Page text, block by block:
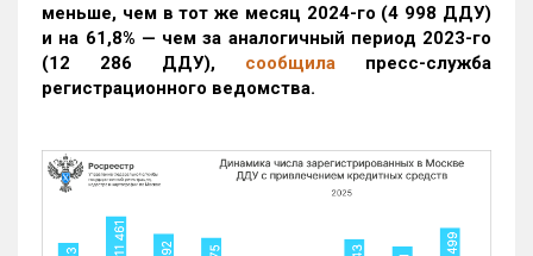
меньше, чем в тот же месяц 2024-го (4 998 ДДУ)
и на 61,8% — чем за аналогичный период 2023-го
(12 286 ДДУ), сообщила пресс-служба
регистрационного ведомства.